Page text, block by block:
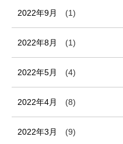
2022年9月 (1)
2022年8月 (1)
2022年5月 (4)
2022年4月 (8)
2022年3月 (9)